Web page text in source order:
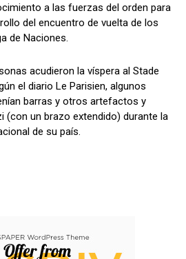
a las fuerzas del orden para
del encuentro de vuelta de los
de Naciones.
acudieron la víspera al Stade
el diario Le Parisien, algunos
barras y otros artefactos y
(con un brazo extendido) durante la
de su país.